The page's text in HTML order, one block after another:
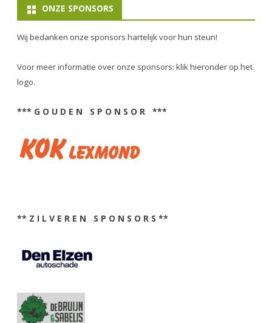
ONZE SPONSORS
Wij bedanken onze sponsors hartelijk voor hun steun!
Voor meer informatie over onze sponsors: klik hieronder op het
logo.
*** G O U D E N S P O N S O R ***
** Z I L V E R E N S P O N S O R S **